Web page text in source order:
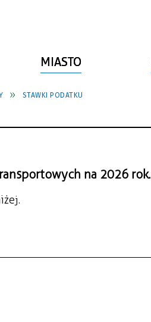
MIASTO
STAWKI PODATKU
na 2026 rok.